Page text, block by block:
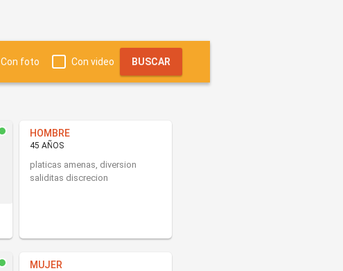
Con foto Con video BUSCAR
HOMBRE
45 AÑOS
platicas amenas, diversion
saliditas discrecion
MUJER